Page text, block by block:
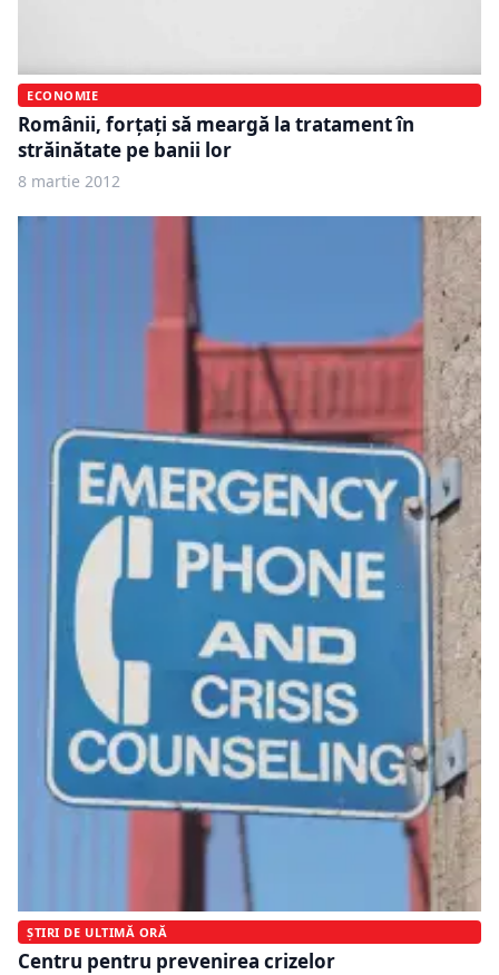
ECONOMIE
Românii, forțați să meargă la tratament în
străinătate pe banii lor
8 martie 2012
ȘTIRI DE ULTIMĂ ORĂ
Centru pentru prevenirea crizelor